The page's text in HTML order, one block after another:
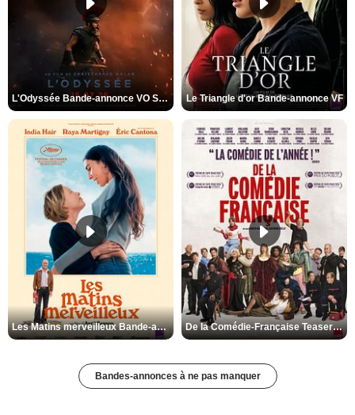
L'Odyssée Bande-annonce VO STFR Le Triangle d'or Bande-annonce VF
Les Matins merveilleux Bande-annonce VF De la Comédie-Française Teaser VF
Bandes-annonces à ne pas manquer